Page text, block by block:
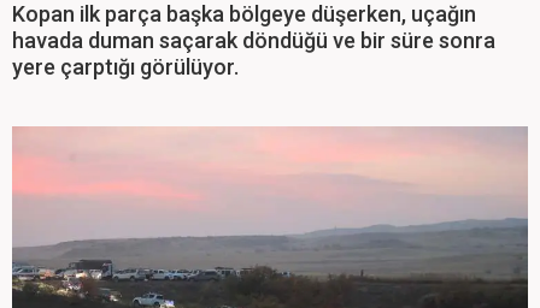
Kopan ilk parça başka bölgeye düşerken, uçağın
havada duman saçarak döndüğü ve bir süre sonra
yere çarptığı görülüyor.